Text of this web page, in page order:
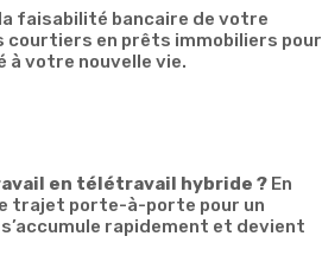
faisabilité bancaire de votre
courtiers en prêts immobiliers pour
à votre nouvelle vie.
en télétravail hybride ? En
trajet porte-à-porte pour un
rapidement et devient